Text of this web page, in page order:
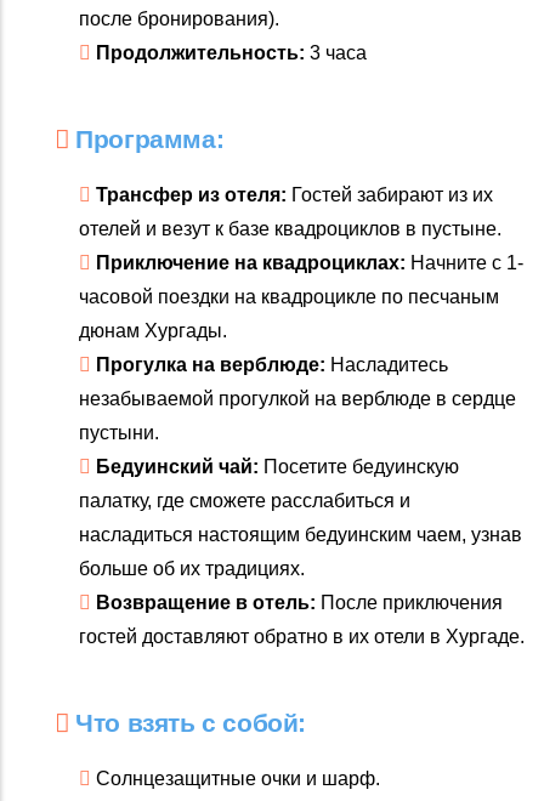
после бронирования).
Продолжительность: 3 часа
Программа:
Трансфер из отеля: Гостей забирают из их
отелей и везут к базе квадроциклов в пустыне.
Приключение на квадроциклах: Начните с 1-
часовой поездки на квадроцикле по песчаным
дюнам Хургады.
Прогулка на верблюде: Насладитесь
незабываемой прогулкой на верблюде в сердце
пустыни.
Бедуинский чай: Посетите бедуинскую
палатку, где сможете расслабиться и
насладиться настоящим бедуинским чаем, узнав
больше об их традициях.
Возвращение в отель: После приключения
гостей доставляют обратно в их отели в Хургаде.
Что взять с собой:
Солнцезащитные очки и шарф.